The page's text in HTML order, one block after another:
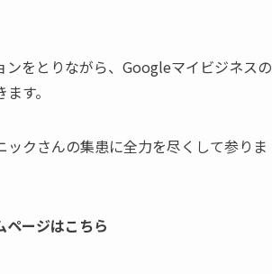
をとりながら、Googleマイビジネスの
す。
クさんの集患に全力を尽くして参りま
ページはこちら